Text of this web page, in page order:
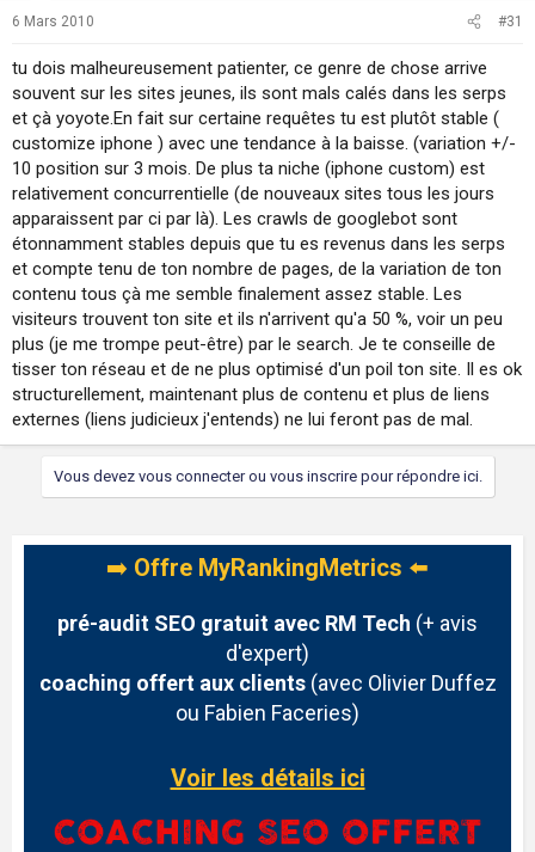
6 Mars 2010 #31
tu dois malheureusement patienter, ce genre de chose arrive
souvent sur les sites jeunes, ils sont mals calés dans les serps
et çà yoyote.En fait sur certaine requêtes tu est plutôt stable (
customize iphone ) avec une tendance à la baisse. (variation +/-
10 position sur 3 mois. De plus ta niche (iphone custom) est
relativement concurrentielle (de nouveaux sites tous les jours
apparaissent par ci par là). Les crawls de googlebot sont
étonnamment stables depuis que tu es revenus dans les serps
et compte tenu de ton nombre de pages, de la variation de ton
contenu tous çà me semble finalement assez stable. Les
visiteurs trouvent ton site et ils n'arrivent qu'a 50 %, voir un peu
plus (je me trompe peut-être) par le search. Je te conseille de
tisser ton réseau et de ne plus optimisé d'un poil ton site. Il es ok
structurellement, maintenant plus de contenu et plus de liens
externes (liens judicieux j'entends) ne lui feront pas de mal.
Vous devez vous connecter ou vous inscrire pour répondre ici.
➡️ Offre MyRankingMetrics ⬅️
pré-audit SEO gratuit avec RM Tech (+ avis
d'expert)
coaching offert aux clients(avec Olivier Duffez
ou Fabien Faceries)
Voir les détails ici